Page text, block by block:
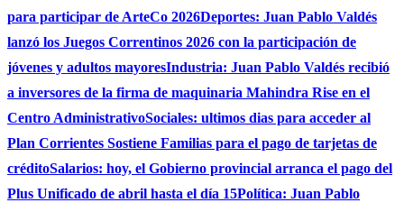
para participar de ArteCo 2026Deportes: Juan Pablo Valdés
lanzó los Juegos Correntinos 2026 con la participación de
jóvenes y adultos mayoresIndustria: Juan Pablo Valdés recibió
a inversores de la firma de maquinaria Mahindra Rise en el
Centro AdministrativoSociales: ultimos dias para acceder al
Plan Corrientes Sostiene Familias para el pago de tarjetas de
créditoSalarios: hoy, el Gobierno provincial arranca el pago del
Plus Unificado de abril hasta el día 15Política: Juan Pablo